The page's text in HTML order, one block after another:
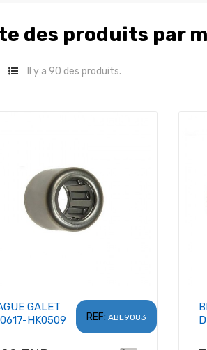
des produits par
Il y a 90 des produits.
REF: ABE9083
GALET
HK0509